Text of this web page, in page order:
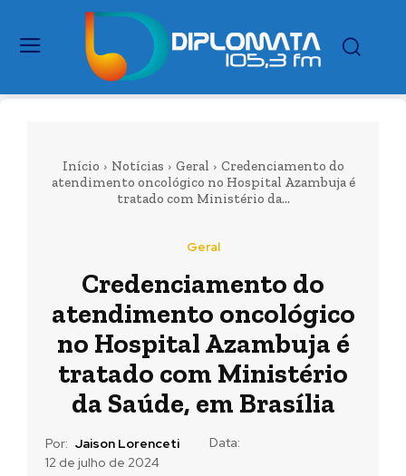
Início Notícias Geral
Credenciamento do
atendimento oncológico no Hospital Azambuja é
tratado com Ministério da...
Geral
Credenciamento do
atendimento oncológico
no Hospital Azambuja é
tratado com Ministério
da Saúde, em Brasília
Por: Jaison Lorenceti
Data:
12 de julho de 2024